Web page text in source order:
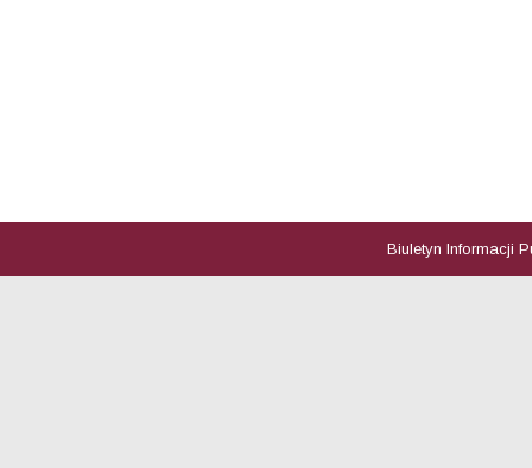
Biuletyn Informacji